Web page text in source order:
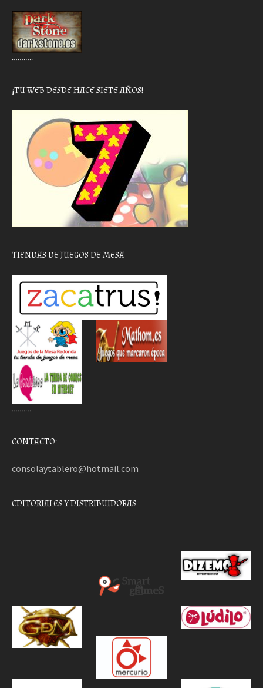
………..
¡TU WEB DESDE HACE SIETE AÑOS!
TIENDAS DE JUEGOS DE MESA
………..
CONTACTO:
consolaytablero@hotmail.com
EDITORIALES Y DISTRIBUIDORAS